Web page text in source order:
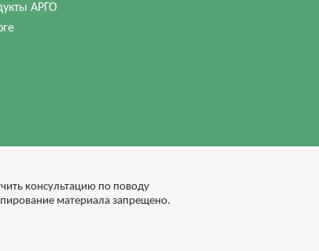
АРГО
консультацию по поводу
материала запрещено.